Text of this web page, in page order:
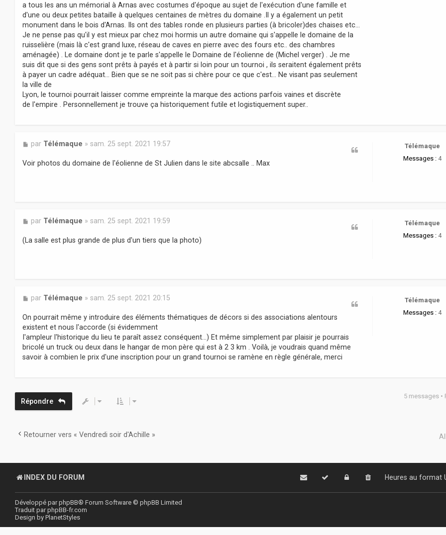
a tous les ans un mémorial à Arnas avec costumes d'époque au sujet de l'exécution d'une famille et
d'une ou deux petites bataille à quelques centaines de mètres du domaine .Il y a également un petit
monument dans le bois d'Arnas. Ils ont des tables ronde en plusieurs parties (à bricoler)des chaises etc...
Je ne pense pas qu'il y est mieux par chez moi hormis un autre domaine qui s'appelle le domaine de la
ruisselière (mais là c'est grand luxe, réseau de caves en pierre avec des fours etc.. des chambres
aménagée) . Le domaine dont je te parle s'appelle le Domaine de l'éolienne de (Michel verger) . Je me
suis dit que si des gens sont prêts à payés et à partir si loin pour un tournoi , ils seraitent également prêts
à payer un cadre adéquat... Bien que se ne soit pas si chère pour ce que c'est... Ne visant pas seulement
la ville de
Lyon, le tournoi pourrait laisser comme empreinte la marque des actions parfois vaines et discrète
de l'empire . Personnellement je trouve ça historiquement futile et logistiquement super..
Télémaque
Messages : 4
M
s
s
par Télémaque » sam. 25 sept. 2021 19:57
Voir photos du domaine de l'éolienne de St Julien dans le site abcsalle .. Max
Télémaque
Messages : 4
M
s
s
par Télémaque » sam. 25 sept. 2021 19:59
(La salle est plus grande de plus d'un tiers que la photo)
Télémaque
Messages : 4
M
s
s
a
g
e
par Télémaque » sam. 25 sept. 2021 20:15
On pourrait même y introduire des éléments thématiques de décors si des associations alentours
existent et nous l'accorde (si évidemment
I'ampleur l'historique du lieu te paraît assez conséquent...) Et même simplement par plaisir je pourrais
bricolé un truck ou deux dans le hangar de mon père qui est à 2 3 km . Voilà, je voudrais quand même
savoir à combien le prix d'une inscription pour un grand tournoi se ramène en règle générale, merci
Répondre
5 messages •
Retourner vers « Vendredi soir d'Achille »
INDEX DU FORUM Heures au format
Développé parphpBB® Forum Software © phpBB Limited
Traduit parphpBB-fr.com
Design by PlanetStyles